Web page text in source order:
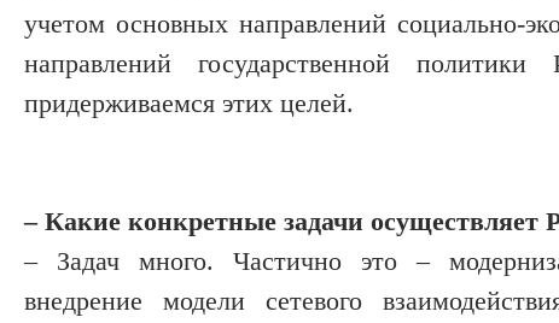
учетом основных направлений социально-
направлений государственной
придерживаемся этих целей.
– Какие конкретные задачи осуществ­ляет
– Задач много. Частично это –
внедрение модели сетевого